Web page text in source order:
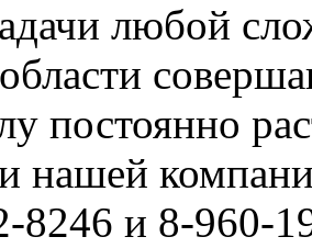
любой
постоянно
нашей
8246 и 8-960-